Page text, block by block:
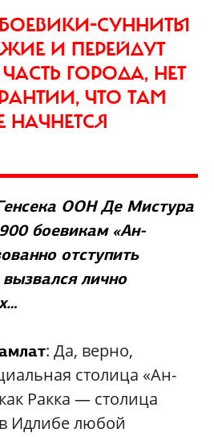
СУННИТЫ
И ПЕРЕЙДУТ
ГОРОДА, НЕТ
ЧТО ТАМ
ООН Де Мистура
боевикам «Ан-
отступить
лично
: Да, верно,
столица «Ан-
Ракка — столица
Идлибе любой